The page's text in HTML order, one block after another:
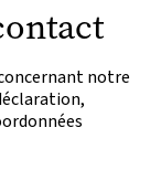
notre